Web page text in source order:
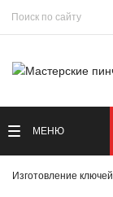
МЕНЮ
Изготовление ключей